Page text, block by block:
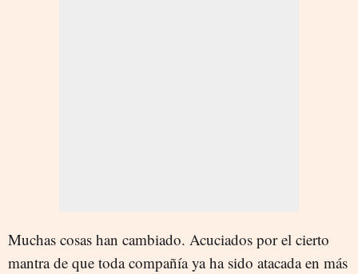
Muchas cosas han cambiado. Acuciados por el cierto
mantra de que toda compañía ya ha sido atacada en más